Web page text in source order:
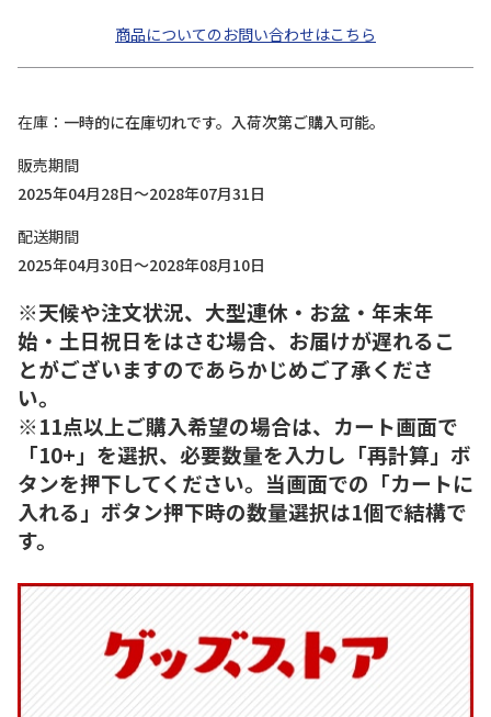
商品についてのお問い合わせはこちら
在庫
一時的に在庫切れです。入荷次第ご購入可能。
販売期間
2025年04月28日～2028年07月31日
配送期間
2025年04月30日～2028年08月10日
※天候や注文状況、大型連休・お盆・年末年
始・土日祝日をはさむ場合、お届けが遅れるこ
とがございますのであらかじめご了承くださ
い。
※11点以上ご購入希望の場合は、カート画面で
「10+」を選択、必要数量を入力し「再計算」ボ
タンを押下してください。当画面での「カートに
入れる」ボタン押下時の数量選択は1個で結構で
す。